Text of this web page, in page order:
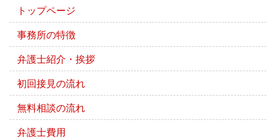
トップページ
事務所の特徴
弁護士紹介・挨拶
初回接見の流れ
無料相談の流れ
弁護士費用